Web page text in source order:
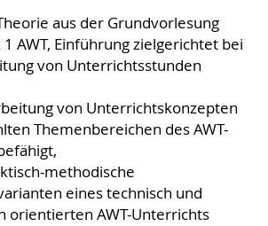
aus der Grundvorlesung
AWT, Einführung zielgerichtet bei
von Unterrichtsstunden
von Unterrichtskonzepten
Themenbereichen des AWT-
methodische
eines technisch und
orientierten AWT-Unterrichts